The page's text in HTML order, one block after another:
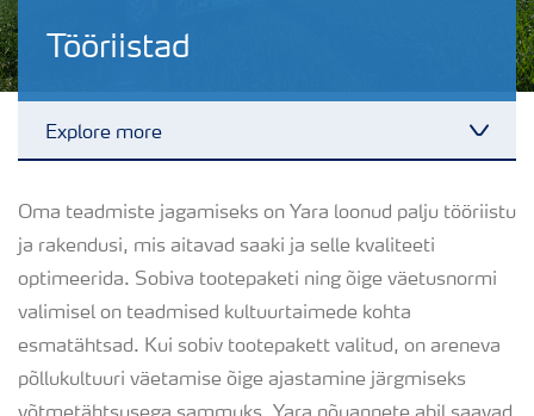
Tööriistad
Explore more
Elementide bilansi kalkulaator
Kalkulaatorid
Oma teadmiste jagamiseks on Yara loonud palju tööriistu
ja rakendusi, mis aitavad saaki ja selle kvaliteeti
optimeerida. Sobiva tootepaketi ning õige väetusnormi
valimisel on teadmised kultuurtaimede kohta
esmatähtsad. Kui sobiv tootepakett valitud, on areneva
põllukultuuri väetamise õige ajastamine järgmiseks